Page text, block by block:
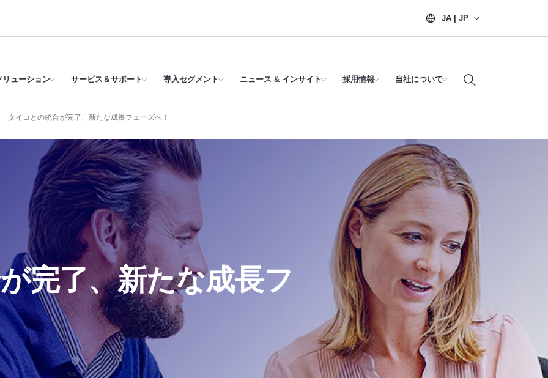
JA | JP
リューション サービス＆サポート 導入セグメント ニュース & インサイト 採用情報 当社について
タイコとの統合が完了、新たな成長フェーズへ！
完了、新たな成長フ